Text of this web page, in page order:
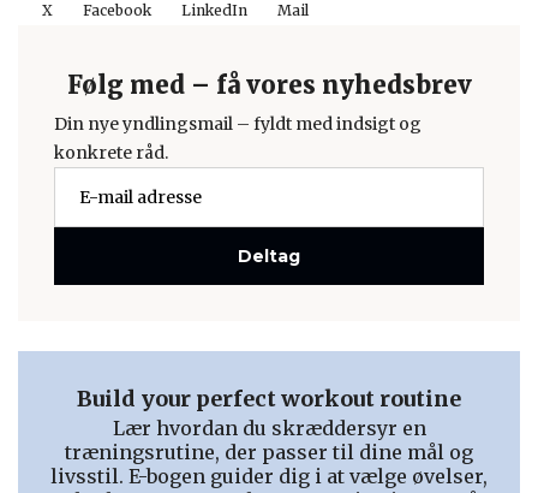
X Facebook LinkedIn Mail
Følg med – få vores nyhedsbrev
Din nye yndlingsmail – fyldt med indsigt og
konkrete råd.
Deltag
Build your perfect workout routine
Lær hvordan du skræddersyr en
træningsrutine, der passer til dine mål og
livsstil. E-bogen guider dig i at vælge øvelser,